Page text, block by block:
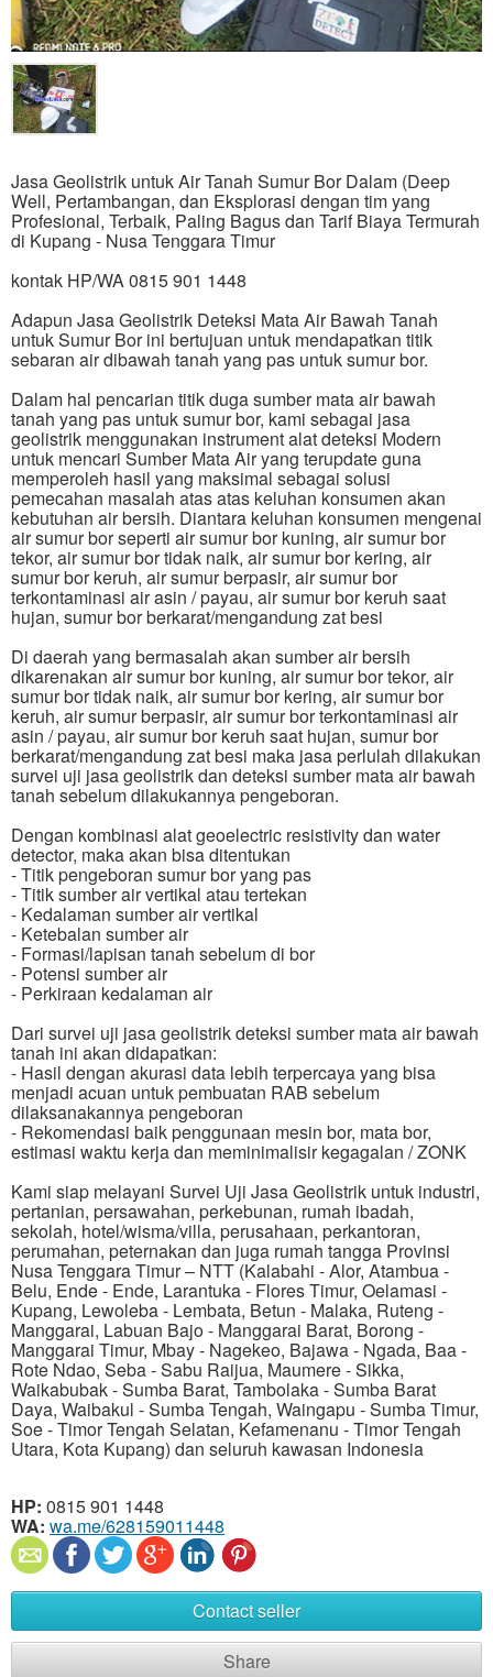
Jasa Geolistrik untuk Air Tanah Sumur Bor Dalam (Deep
Well, Pertambangan, dan Eksplorasi dengan tim yang
Profesional, Terbaik, Paling Bagus dan Tarif Biaya Termurah
di Kupang - Nusa Tenggara Timur
kontak HP/WA 0815 901 1448
Adapun Jasa Geolistrik Deteksi Mata Air Bawah Tanah
untuk Sumur Bor ini bertujuan untuk mendapatkan titik
sebaran air dibawah tanah yang pas untuk sumur bor.
Dalam hal pencarian titik duga sumber mata air bawah
tanah yang pas untuk sumur bor, kami sebagai jasa
geolistrik menggunakan instrument alat deteksi Modern
untuk mencari Sumber Mata Air yang terupdate guna
memperoleh hasil yang maksimal sebagai solusi
pemecahan masalah atas atas keluhan konsumen akan
kebutuhan air bersih. Diantara keluhan konsumen mengenai
air sumur bor seperti air sumur bor kuning, air sumur bor
tekor, air sumur bor tidak naik, air sumur bor kering, air
sumur bor keruh, air sumur berpasir, air sumur bor
terkontaminasi air asin / payau, air sumur bor keruh saat
hujan, sumur bor berkarat/mengandung zat besi
Di daerah yang bermasalah akan sumber air bersih
dikarenakan air sumur bor kuning, air sumur bor tekor, air
sumur bor tidak naik, air sumur bor kering, air sumur bor
keruh, air sumur berpasir, air sumur bor terkontaminasi air
asin / payau, air sumur bor keruh saat hujan, sumur bor
berkarat/mengandung zat besi maka jasa perlulah dilakukan
survei uji jasa geolistrik dan deteksi sumber mata air bawah
tanah sebelum dilakukannya pengeboran.
Dengan kombinasi alat geoelectric resistivity dan water
detector, maka akan bisa ditentukan
- Titik pengeboran sumur bor yang pas
- Titik sumber air vertikal atau tertekan
- Kedalaman sumber air vertikal
- Ketebalan sumber air
- Formasi/lapisan tanah sebelum di bor
- Potensi sumber air
- Perkiraan kedalaman air
Dari survei uji jasa geolistrik deteksi sumber mata air bawah
tanah ini akan didapatkan:
- Hasil dengan akurasi data lebih terpercaya yang bisa
menjadi acuan untuk pembuatan RAB sebelum
dilaksanakannya pengeboran
- Rekomendasi baik penggunaan mesin bor, mata bor,
estimasi waktu kerja dan meminimalisir kegagalan / ZONK
Kami siap melayani Survei Uji Jasa Geolistrik untuk industri,
pertanian, persawahan, perkebunan, rumah ibadah,
sekolah, hotel/wisma/villa, perusahaan, perkantoran,
perumahan, peternakan dan juga rumah tangga Provinsi
Nusa Tenggara Timur – NTT (Kalabahi - Alor, Atambua -
Belu, Ende - Ende, Larantuka - Flores Timur, Oelamasi -
Kupang, Lewoleba - Lembata, Betun - Malaka, Ruteng -
Manggarai, Labuan Bajo - Manggarai Barat, Borong -
Manggarai Timur, Mbay - Nagekeo, Bajawa - Ngada, Baa -
Rote Ndao, Seba - Sabu Raijua, Maumere - Sikka,
Waikabubak - Sumba Barat, Tambolaka - Sumba Barat
Daya, Waibakul - Sumba Tengah, Waingapu - Sumba Timur,
Soe - Timor Tengah Selatan, Kefamenanu - Timor Tengah
Utara, Kota Kupang) dan seluruh kawasan Indonesia
HP: 0815 901 1448
WA: wa.me/628159011448
Contact seller
Share